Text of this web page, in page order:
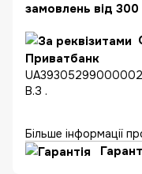
замовлень від 300
Приватбанк
В.З .
Більше інформації